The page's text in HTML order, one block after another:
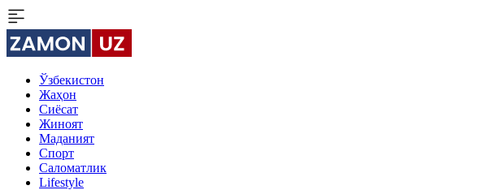
Ўзбекистон
Жаҳон
Сиёсат
Жиноят
Маданият
Спорт
Cаломатлик
Lifestyle